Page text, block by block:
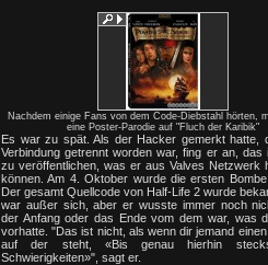
Nachdem einige Fans von dem Code-Diebstahl hörten,
eine Poster-Parodie auf "Fluch der Karibik"
Es war zu spät. Als der Hacker gemerkt hatte,
Verbindung getrennt worden war, fing er an, das
zu veröffentlichen, was er aus Valves Netzwerk
können. Am 4. Oktober wurde die ersten
Der gesamt Quellcode von Half-Life 2 wurde
war außer sich, aber er wusste immer noch
der Anfang oder das Ende vom dem war, was
vorhatte. "Das ist nicht, als wenn dir jemand
auf der steht, «Bis genau hierhin
Schwierigkeiten»", sagt er.